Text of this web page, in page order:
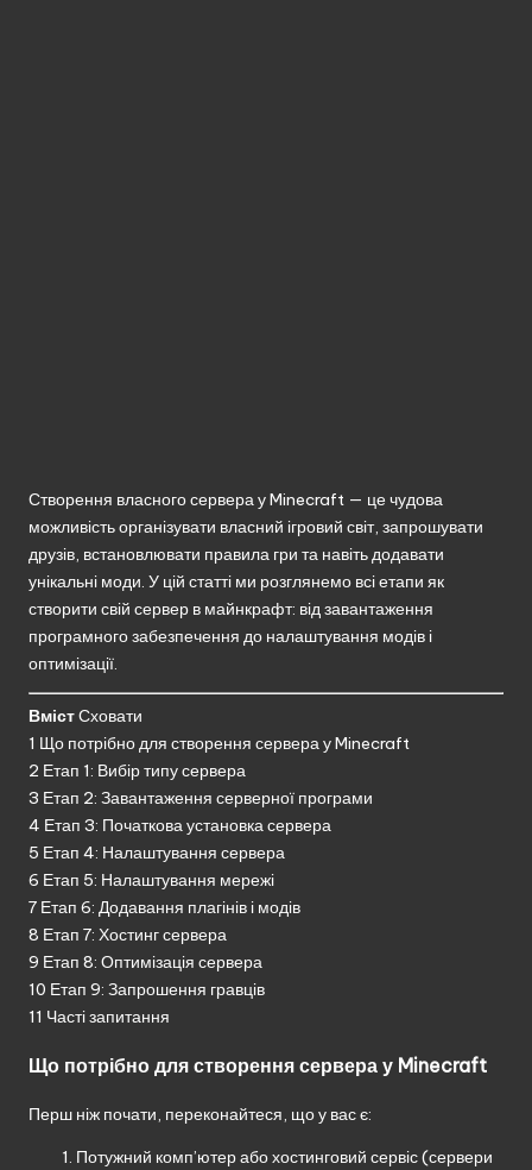
Створення власного сервера у Minecraft — це чудова
можливість організувати власний ігровий світ, запрошувати
друзів, встановлювати правила гри та навіть додавати
унікальні моди. У цій статті ми розглянемо всі етапи як
створити свій сервер в майнкрафт: від завантаження
програмного забезпечення до налаштування модів і
оптимізації.
ВмістСховати
1 Що потрібно для створення сервера у Minecraft
2 Етап 1: Вибір типу сервера
3 Етап 2: Завантаження серверної програми
4 Етап 3: Початкова установка сервера
5 Етап 4: Налаштування сервера
6 Етап 5: Налаштування мережі
7 Етап 6: Додавання плагінів і модів
8 Етап 7: Хостинг сервера
9 Етап 8: Оптимізація сервера
10 Етап 9: Запрошення гравців
11 Часті запитання
Що потрібно для створення сервера у Minecraft
Перш ніж почати, переконайтеся, що у вас є:
Потужний комп’ютер або хостинговий сервіс (сервери